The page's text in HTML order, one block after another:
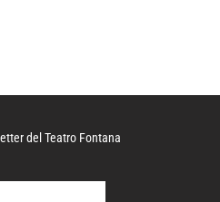
del Teatro Fontana